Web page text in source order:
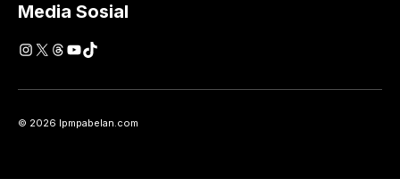
Media Sosial
Instagram
X Threads
YouTube
TikTok
© 2026 lpmpabelan.com